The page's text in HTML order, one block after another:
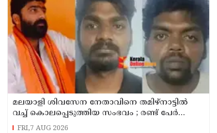
മലയാളി ശിവസേന നേതാവിനെ തമിഴ്നാട്ടിൽ
വച്ച് കൊലപ്പെടുത്തിയ സംഭവം ; രണ്ട് പേർ
പിടിയിൽ
FRI,7 AUG 2026